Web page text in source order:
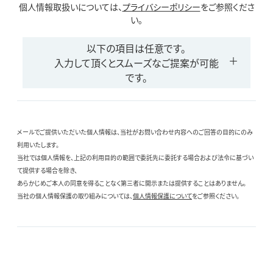
個人情報取扱いについては、プライバシーポリシーをご参照くださ
い。
以下の項目は任意です。
入力して頂くとスムーズなご提案が可能
です。
メールでご提供いただいた個人情報は、当社がお問い合わせ内容へのご回答の目的にのみ
利用いたします。
当社では個人情報を、上記の利用目的の範囲で委託先に委託する場合および法令に基づい
て提供する場合を除き、
あらかじめご本人の同意を得ることなく第三者に開示または提供することはありません。
当社の個人情報保護の取り組みについては、個人情報保護についてをご参照ください。